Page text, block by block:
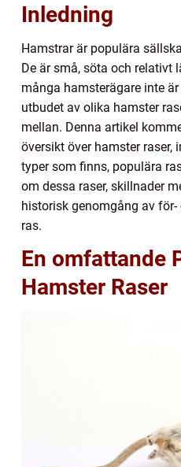
Inledning
Hamstrar är populära
De är små, söta och relativt
många hamsterägare inte
utbudet av olika hamster
mellan. Denna artikel
översikt över hamster raser,
typer som finns, populära
om dessa raser, skillnader
historisk genomgång av
ras.
En omfattande
Hamster Raser